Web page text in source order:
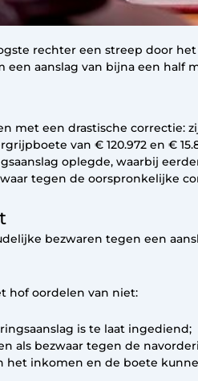
rechter een streep door
een aanslag van bijna een half
met een drastische correctie:
van € 120.972 en €
oplegde, waarbij
tegen de oorspronkelijke
bezwaren tegen een
hof oordelen van niet:
is te laat ingediend;
als bezwaar tegen de
het inkomen en de boete